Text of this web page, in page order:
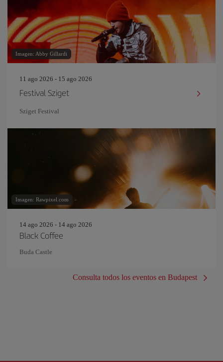
Imagen: Abby Gillardi
11 ago 2026 - 15 ago 2026
Festival Sziget
Sziget Festival
Imagen: Rawpixel.com
14 ago 2026 - 14 ago 2026
Black Coffee
Buda Castle
Consulta todos los eventos en Budapest